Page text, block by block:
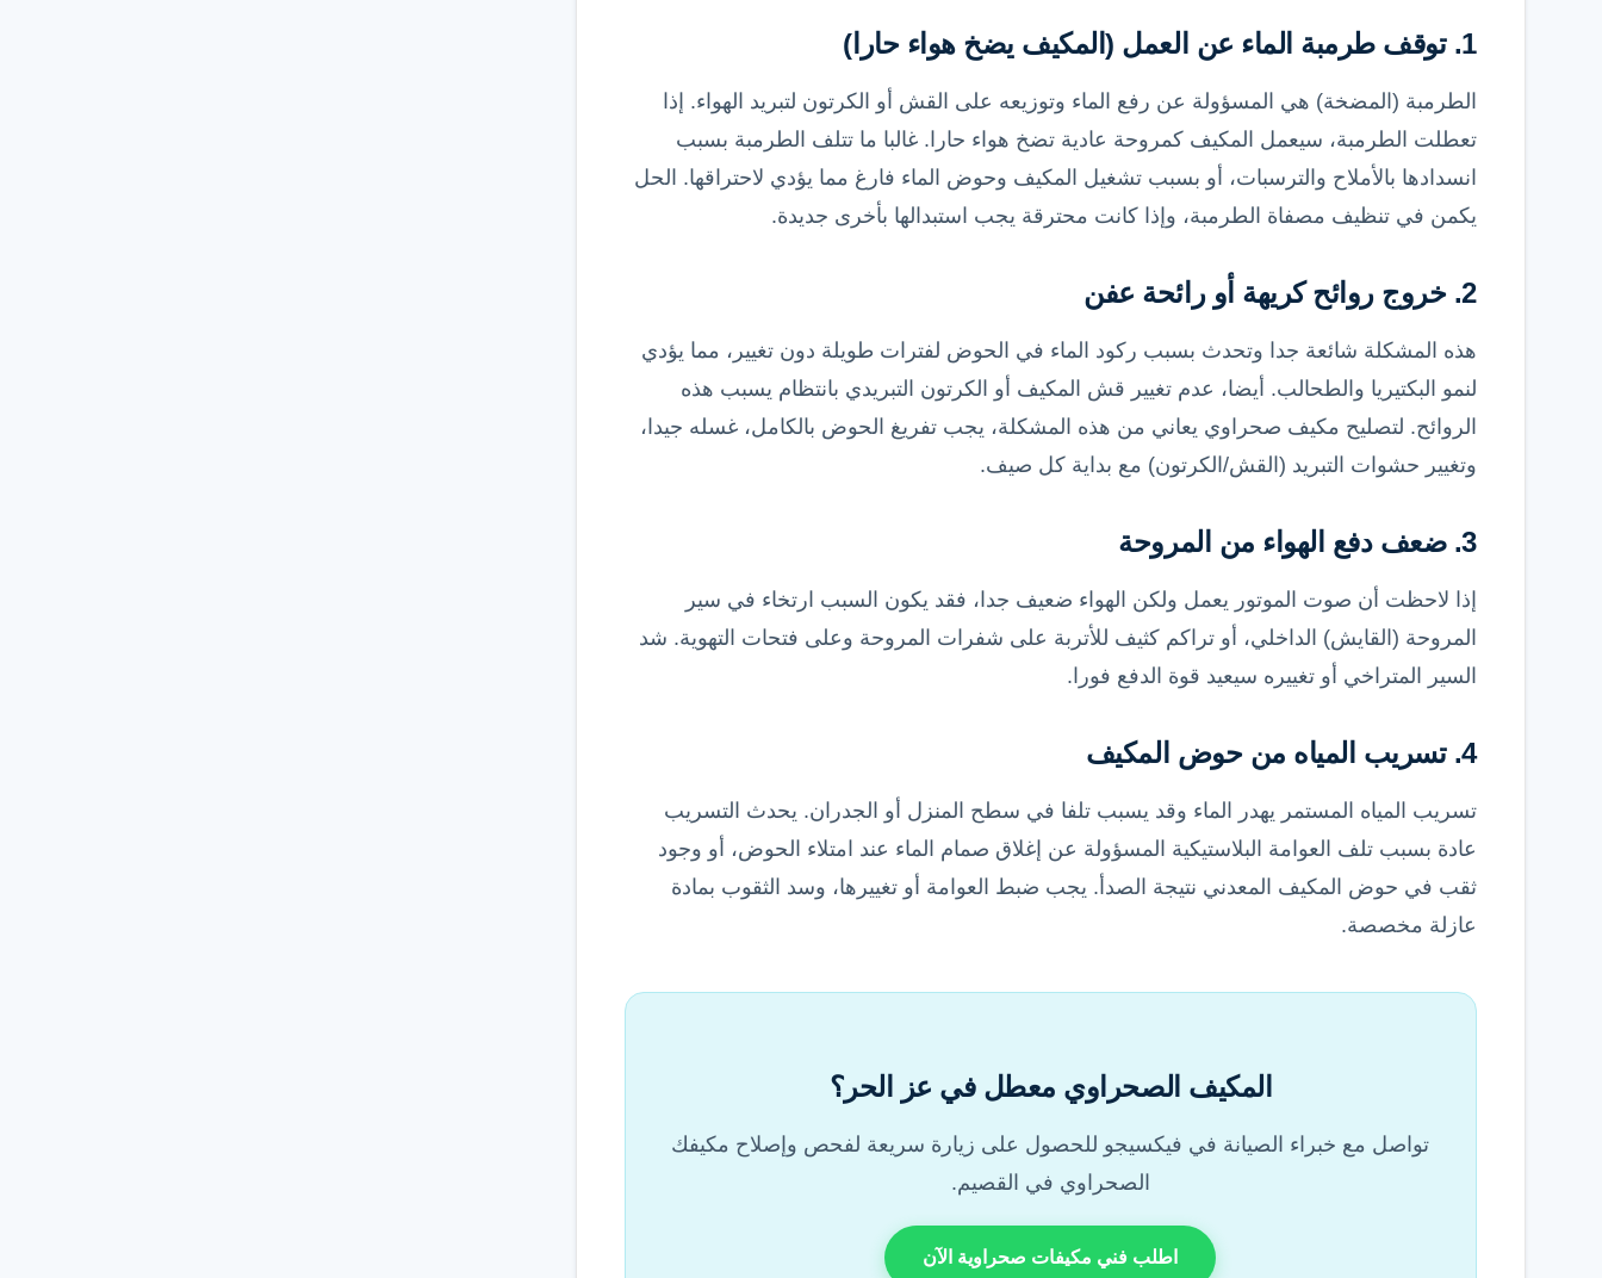
1. توقف طرمبة الماء عن العمل (المكيف يضخ هواء حارا)
الطرمبة (المضخة) هي المسؤولة عن رفع الماء وتوزيعه على القش أو الكرتون لتبريد الهواء. إذا
تعطلت الطرمبة، سيعمل المكيف كمروحة عادية تضخ هواء حارا. غالبا ما تتلف الطرمبة بسبب
انسدادها بالأملاح والترسبات، أو بسبب تشغيل المكيف وحوض الماء فارغ مما يؤدي لاحتراقها. الحل
يكمن في تنظيف مصفاة الطرمبة، وإذا كانت محترقة يجب استبدالها بأخرى جديدة.
2. خروج روائح كريهة أو رائحة عفن
هذه المشكلة شائعة جدا وتحدث بسبب ركود الماء في الحوض لفترات طويلة دون تغيير، مما يؤدي
لنمو البكتيريا والطحالب. أيضا، عدم تغيير قش المكيف أو الكرتون التبريدي بانتظام يسبب هذه
الروائح. لتصليح مكيف صحراوي يعاني من هذه المشكلة، يجب تفريغ الحوض بالكامل، غسله جيدا،
وتغيير حشوات التبريد (القش/الكرتون) مع بداية كل صيف.
3. ضعف دفع الهواء من المروحة
إذا لاحظت أن صوت الموتور يعمل ولكن الهواء ضعيف جدا، فقد يكون السبب ارتخاء في سير
المروحة (القايش) الداخلي، أو تراكم كثيف للأتربة على شفرات المروحة وعلى فتحات التهوية. شد
السير المتراخي أو تغييره سيعيد قوة الدفع فورا.
4. تسريب المياه من حوض المكيف
تسريب المياه المستمر يهدر الماء وقد يسبب تلفا في سطح المنزل أو الجدران. يحدث التسريب
عادة بسبب تلف العوامة البلاستيكية المسؤولة عن إغلاق صمام الماء عند امتلاء الحوض، أو وجود
ثقب في حوض المكيف المعدني نتيجة الصدأ. يجب ضبط العوامة أو تغييرها، وسد الثقوب بمادة
عازلة مخصصة.
المكيف الصحراوي معطل في عز الحر؟
تواصل مع خبراء الصيانة في فيكسيجو للحصول على زيارة سريعة لفحص وإصلاح مكيفك
الصحراوي في القصيم.
اطلب فني مكيفات صحراوية الآن